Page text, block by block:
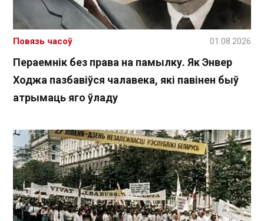
Пераемнік без права на памылку. Як Энвер
Ходжа пазбавіўся чалавека, які павінен быў
атрымаць яго ўладу
Повязь часоў 01.08.2026